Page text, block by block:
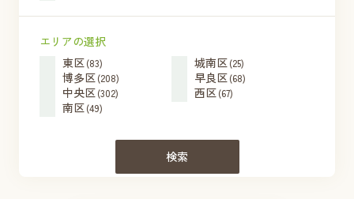
エリアの選択
東区(83) 城南区(25)
博多区(208) 早良区(68)
中央区(302) 西区(67)
南区(49)
検索